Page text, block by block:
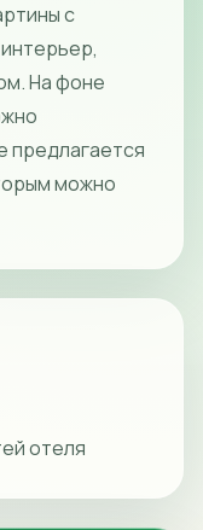
с
На фоне
предлагается
можно
отеля